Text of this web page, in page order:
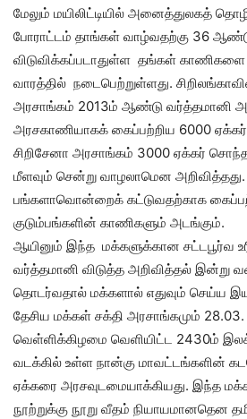
மேலும் மயிலிட்டியில் அனைத்துலகத்
போராட்டம் தாங்கள் வாழ்வதற்கு 36
விடுவிக்கப்படாதுள்ள தங்கள் காணிகளை
வாரத்தில் நடைபெற்றுள்ளது.
அரசாங்கம் 2013ம் ஆண்டு வர்த்தமானி
அரசகாணியாகக் கைப்பற்றிய 6000
சிறிசேனா அரசாங்கம் 3000 ஏக்கர்
மீளவும் சென்று வாழலாமென
பங்களாவொன்றைக் கட்டுவதற்காக
குடும்பங்களின் காணிகளும் அடங்கும்.
ஆயினும் இந்த மக்களுக்கான சட்டபூர்வ
வர்த்தமானி விடுத்த அறிவித்தல் இன்று
தொடர்வதால் மக்களால் எதுவும் செய்ய
தேசிய மக்கள் சக்தி அரசாங்கமும்
வெள்ளிக்கிழமை வெளியிட்ட 2430ம்
வடக்கில் உள்ள நான்கு மாவட்டங்களின்
ஏக்கரை அரசவுடமையாக்கியது. இந்த
நூற்றுக்கு நூறு வீதம் நியாயமானதென